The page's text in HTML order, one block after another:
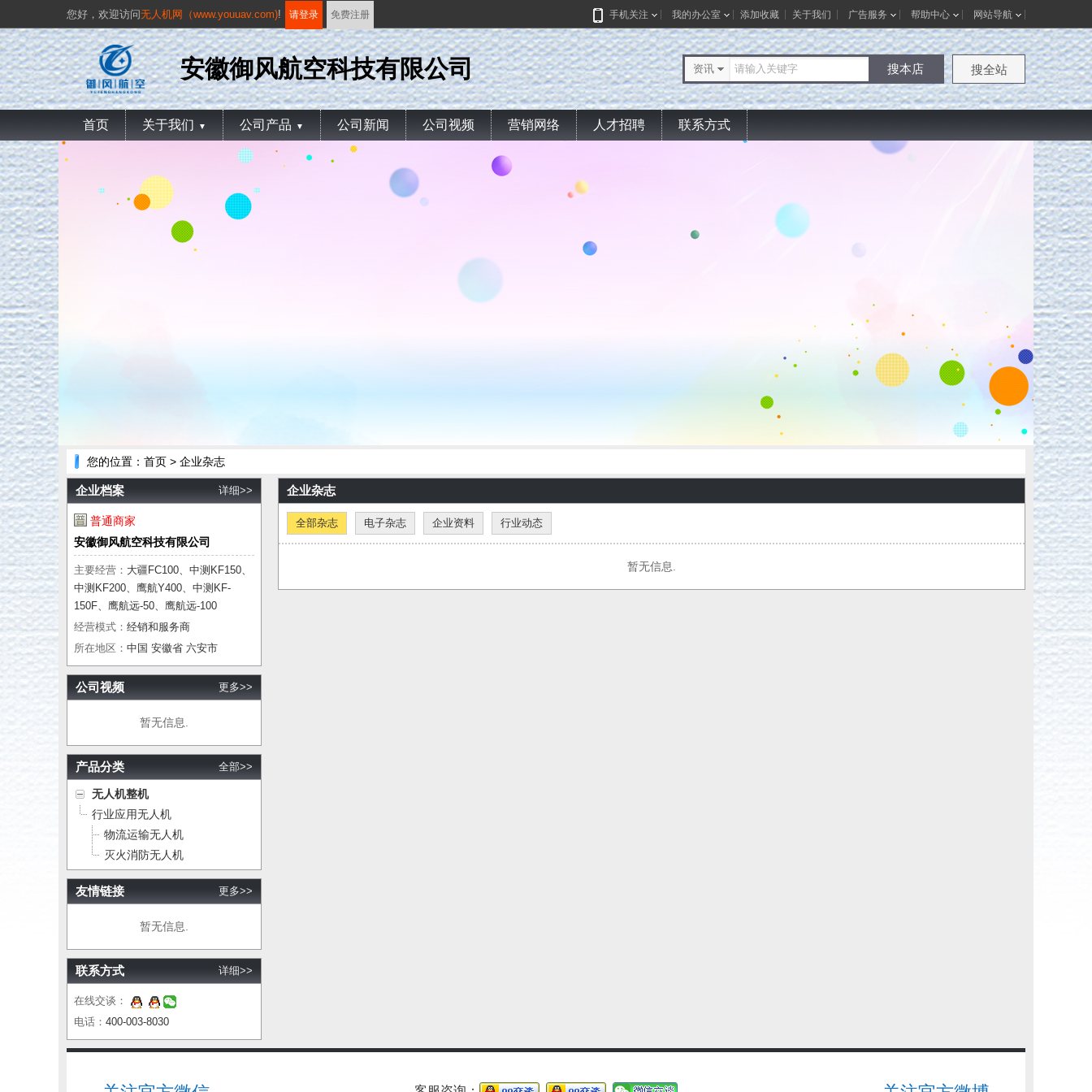
您好， 欢迎访问无人机网（www.youuav.com)! 请登录 免费注册 手机关注 我的办公室 添加收藏 关于我们 广告服务 帮助中心 网站导航
安徽御风航空科技有限公司 资讯 搜本店 搜全站
首页 关于我们 ▼ 公司产品 ▼ 公司新闻 公司视频 营销网络 人才招聘 联系方式
您的位置： 首页 > 企业杂志
企业档案 详细>>
普通商家
安徽御风航空科技有限公司
主要经营： 大疆FC100、中测KF150、
中测KF200、鹰航Y400、中测KF-
150F、鹰航远-50、鹰航远-100
经营模式： 经销和服务商
所在地区： 中国 安徽省 六安市
公司视频 更多>>
暂无信息.
产品分类 全部>>
无人机整机
行业应用无人机
物流运输无人机
灭火消防无人机
友情链接 更多>>
暂无信息.
联系方式 详细>>
在线交谈：
电话： 400-003-8030
企业杂志
全部杂志 电子杂志 企业资料 行业动态
暂无信息.